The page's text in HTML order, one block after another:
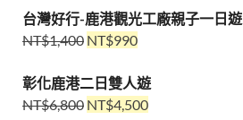
台灣好行-鹿港觀光工廠親子一日遊
NT$1,400 NT$990
彰化鹿港二日雙人遊
NT$6,800 NT$4,500